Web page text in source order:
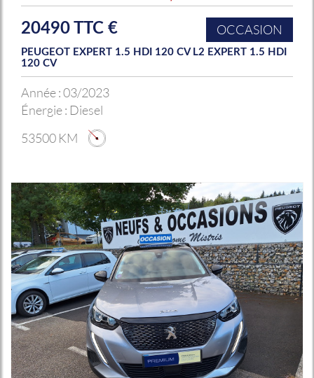
20490 TTC € OCCASION
PEUGEOT EXPERT 1.5 HDI 120 CV L2 EXPERT 1.5 HDI
120 CV
Année :03/2023
Énergie : Diesel
53500 KM